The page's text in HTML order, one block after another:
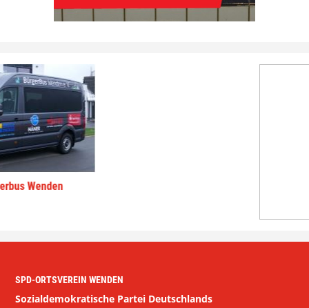
SPD-ORTSVEREIN WENDEN
Sozialdemokratische Partei Deutschlands